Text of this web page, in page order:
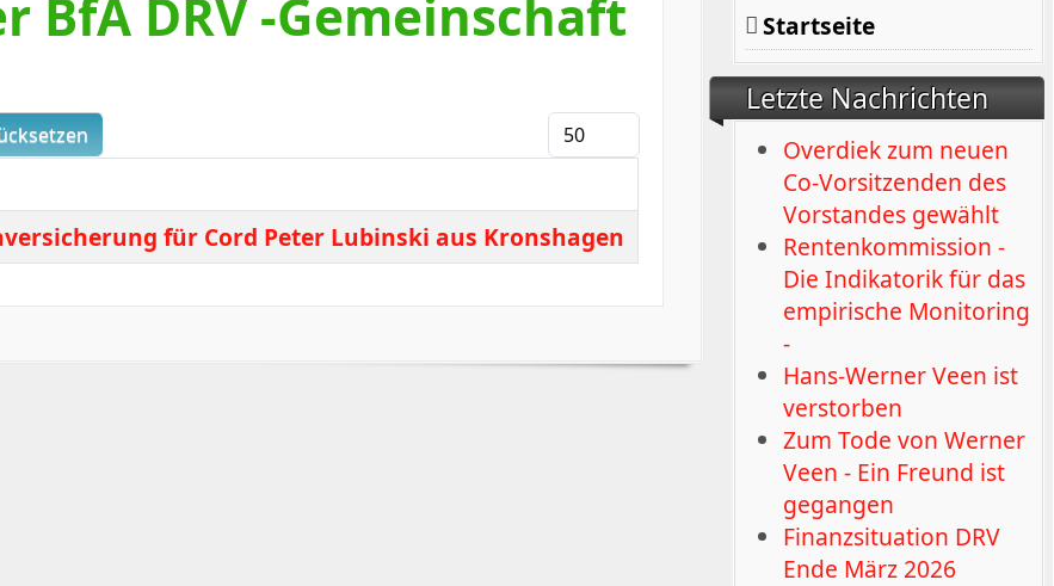
Startseite
Letzte Nachrichten
Overdiek zum neuen
Co-Vorsitzenden des
Vorstandes gewählt
Rentenkommission -
Die Indikatorik für das
empirische Monitoring
-
Hans-Werner Veen ist
verstorben
Zum Tode von Werner
Veen - Ein Freund ist
gegangen
Finanzsituation DRV
Ende März 2026
BfA DRV -Gemeinschaft
Anzeige #
für Cord Peter Lubinski aus Kronshagen